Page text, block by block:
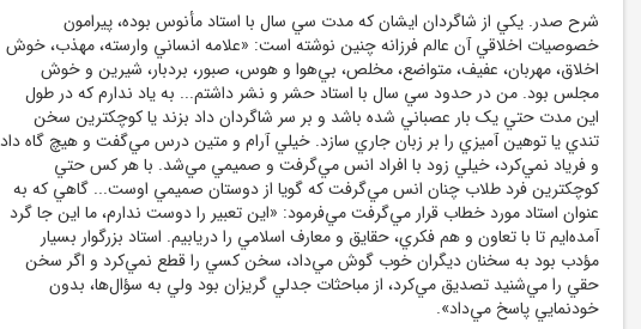
شرح صدر. يکي از شاگردان ايشان که مدت سي سال با استاد مأنوس بوده، پيرامون
خصوصيات اخلاقي آن عالم فرزانه چنين نوشته است: «علامه انساني وارسته، مهذب، خوش
اخلاق، مهربان، عفيف، متواضع، مخلص، بي‌هوا و هوس، صبور، بردبار، شيرين و خوش
مجلس بود. من در حدود سي سال با استاد حشر و نشر داشتم... به ياد ندارم که در طول
اين مدت حتي يک بار عصباني شده باشد و بر سر شاگردان داد بزند يا کوچکترين سخن
تندي يا توهين آميزي را بر زبان جاري سازد. خيلي آرام و متين درس مي‌گفت و هيچ گاه داد
و فرياد نمي‌کرد، خيلي زود با افراد انس مي‌گرفت و صميمي مي‌شد. با هر کس حتي
کوچکترين فرد طلاب چنان انس مي‌گرفت که گويا از دوستان صميمي اوست... گاهي که به
عنوان استاد مورد خطاب قرار مي‌گرفت مي‌فرمود: «اين تعبير را دوست ندارم، ما اين جا گرد
آمده‌ايم تا با تعاون و هم فکري، حقايق و معارف اسلامي را دريابيم. استاد بزرگوار بسيار
مؤدب بود به سخنان ديگران خوب گوش مي‌داد، سخن کسي را قطع نمي‌کرد و اگر سخن
حقي را مي‌شنيد تصديق مي‌کرد، از مباحثات جدلي گريزان بود ولي به سؤال‌ها، بدون
خودنمايي پاسخ مي‌داد».